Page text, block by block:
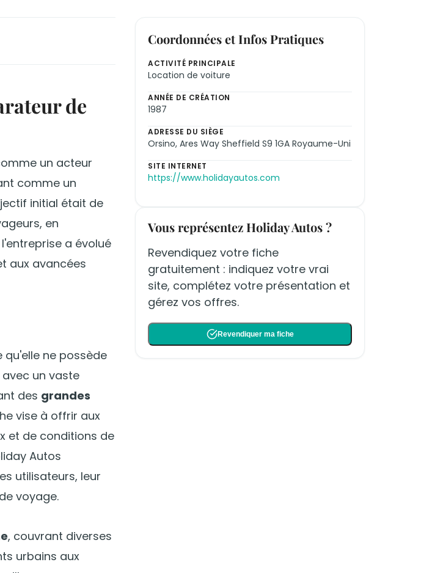
de
un acteur
comme un
initial était de
en
a évolué
aux avancées
qu'elle ne possède
un vaste
des grandes
vise à offrir aux
et de conditions de
Autos
utilisateurs, leur
voyage.
, couvrant diverses
urbains aux
Coordonnées et Infos Pratiques
ACTIVITÉ PRINCIPALE
Location de voiture
ANNÉE DE CRÉATION
1987
ADRESSE DU SIÈGE
Orsino, Ares Way Sheffield S9 1GA Royaume-Uni
SITE INTERNET
https://www.holidayautos.com
Vous représentez Holiday Autos ?
Revendiquez votre fiche
gratuitement : indiquez votre vrai
site, complétez votre présentation et
gérez vos offres.
Revendiquer ma fiche